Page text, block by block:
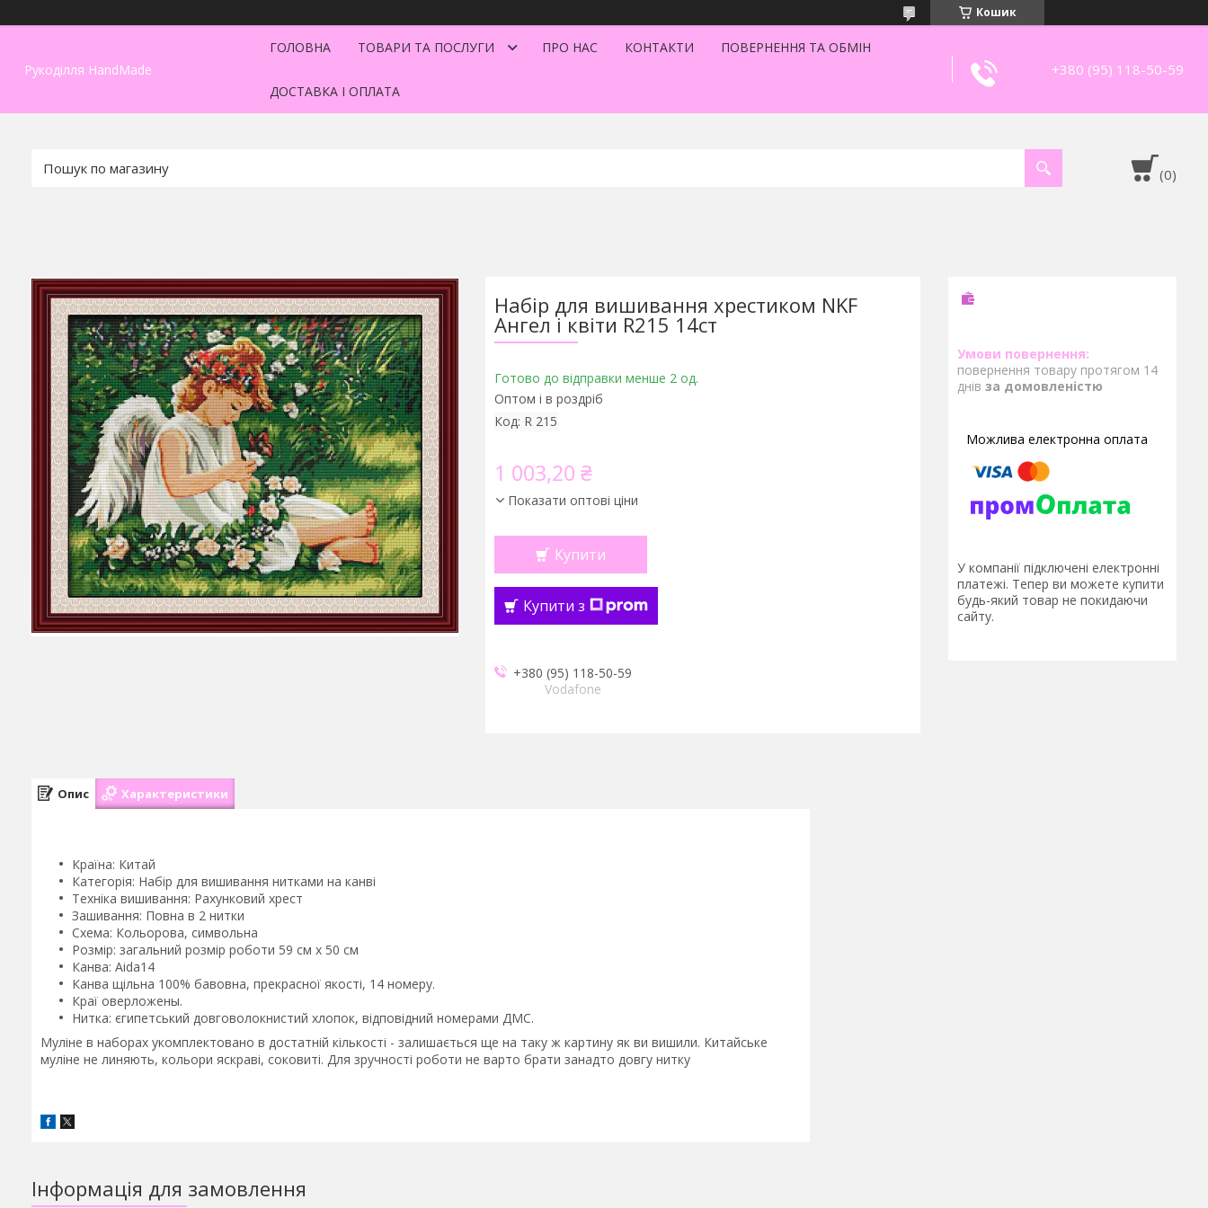
Кошик
Рукоділля HandMade
ГОЛОВНА ТОВАРИ ТА ПОСЛУГИ ПРО НАС КОНТАКТИ ПОВЕРНЕННЯ ТА ОБМІН
ДОСТАВКА І ОПЛАТА
+380 (95) 118-50-59
Набір для вишивання хрестиком NKF
Ангел і квіти R215 14ст
Готово до відправки менше 2 од.
Оптом і в роздріб
Код: R 215
1 003,20 ₴
Показати оптові ціни
Купити
Купити з
+380 (95) 118-50-59
Vodafone
повернення товару протягом 14
днів за домовленістю
У компанії підключені електронні
платежі. Тепер ви можете купити
будь-який товар не покидаючи
сайту.
Опис Характеристики
Країна: Китай
Категорія: Набір для вишивання нитками на канві
Техніка вишивання: Рахунковий хрест
Зашивання: Повна в 2 нитки
Схема: Кольорова, символьна
Розмір: загальний розмір роботи 59 см х 50 см
Канва: Aida14
Канва щільна 100% бавовна, прекрасної якості, 14 номеру.
Краї оверложены.
Нитка: єгипетський довговолокнистий хлопок, відповідний номерами ДМС.
Муліне в наборах укомплектовано в достатній кількості - залишається ще на таку ж картину як ви вишили. Китайське
муліне не линяють, кольори яскраві, соковиті. Для зручності роботи не варто брати занадто довгу нитку
Інформація для замовлення